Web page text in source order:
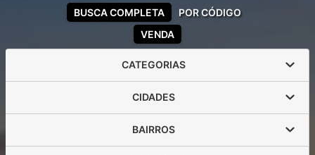
VENDA
BUSCA COMPLETA POR CÓDIGO
CATEGORIAS
CIDADES
BAIRROS